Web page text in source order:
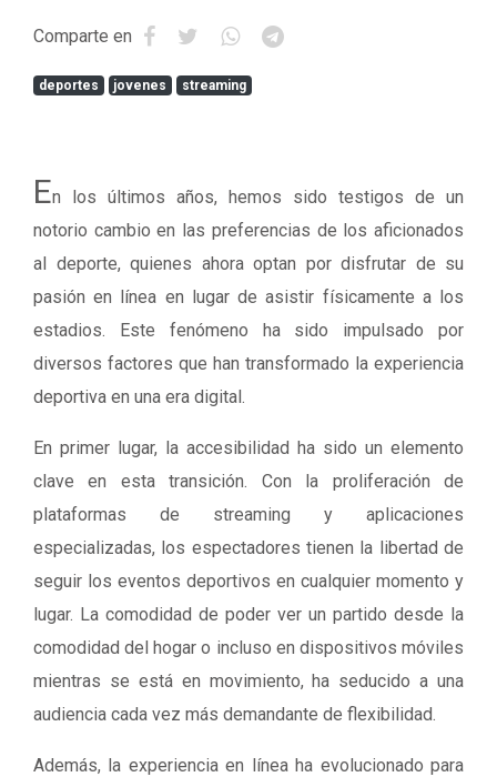
Comparte en
deportes jovenes streaming
En los últimos años, hemos sido testigos de un
notorio cambio en las preferencias de los aficionados
al deporte, quienes ahora optan por disfrutar de su
pasión en línea en lugar de asistir físicamente a los
estadios. Este fenómeno ha sido impulsado por
diversos factores que han transformado la experiencia
deportiva en una era digital.
En primer lugar, la accesibilidad ha sido un elemento
clave en esta transición. Con la proliferación de
plataformas de streaming y aplicaciones
especializadas, los espectadores tienen la libertad de
seguir los eventos deportivos en cualquier momento y
lugar. La comodidad de poder ver un partido desde la
comodidad del hogar o incluso en dispositivos móviles
mientras se está en movimiento, ha seducido a una
audiencia cada vez más demandante de flexibilidad.
Además, la experiencia en línea ha evolucionado para